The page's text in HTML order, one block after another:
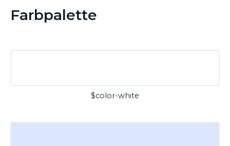
Farbpalette
$color-white